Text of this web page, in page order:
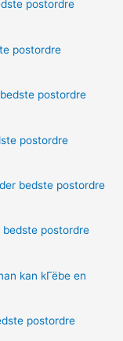
postordre
postordre
postordre
postordre
bedste postordre
postordre
kan kГёbe en
postordre